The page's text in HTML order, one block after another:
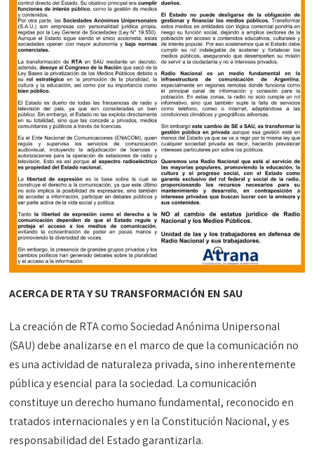
ACERCA DE RTA Y SU TRANSFORMACIÓN EN SAU
La creación de RTA como Sociedad Anónima Unipersonal
(SAU) debe analizarse en el marco de que la comunicación no
es una actividad de naturaleza privada, sino inherentemente
pública y esencial para la sociedad. La comunicación
constituye un derecho humano fundamental, reconocido en
tratados internacionales y en la Constitución Nacional, y es
responsabilidad del Estado garantizarla.